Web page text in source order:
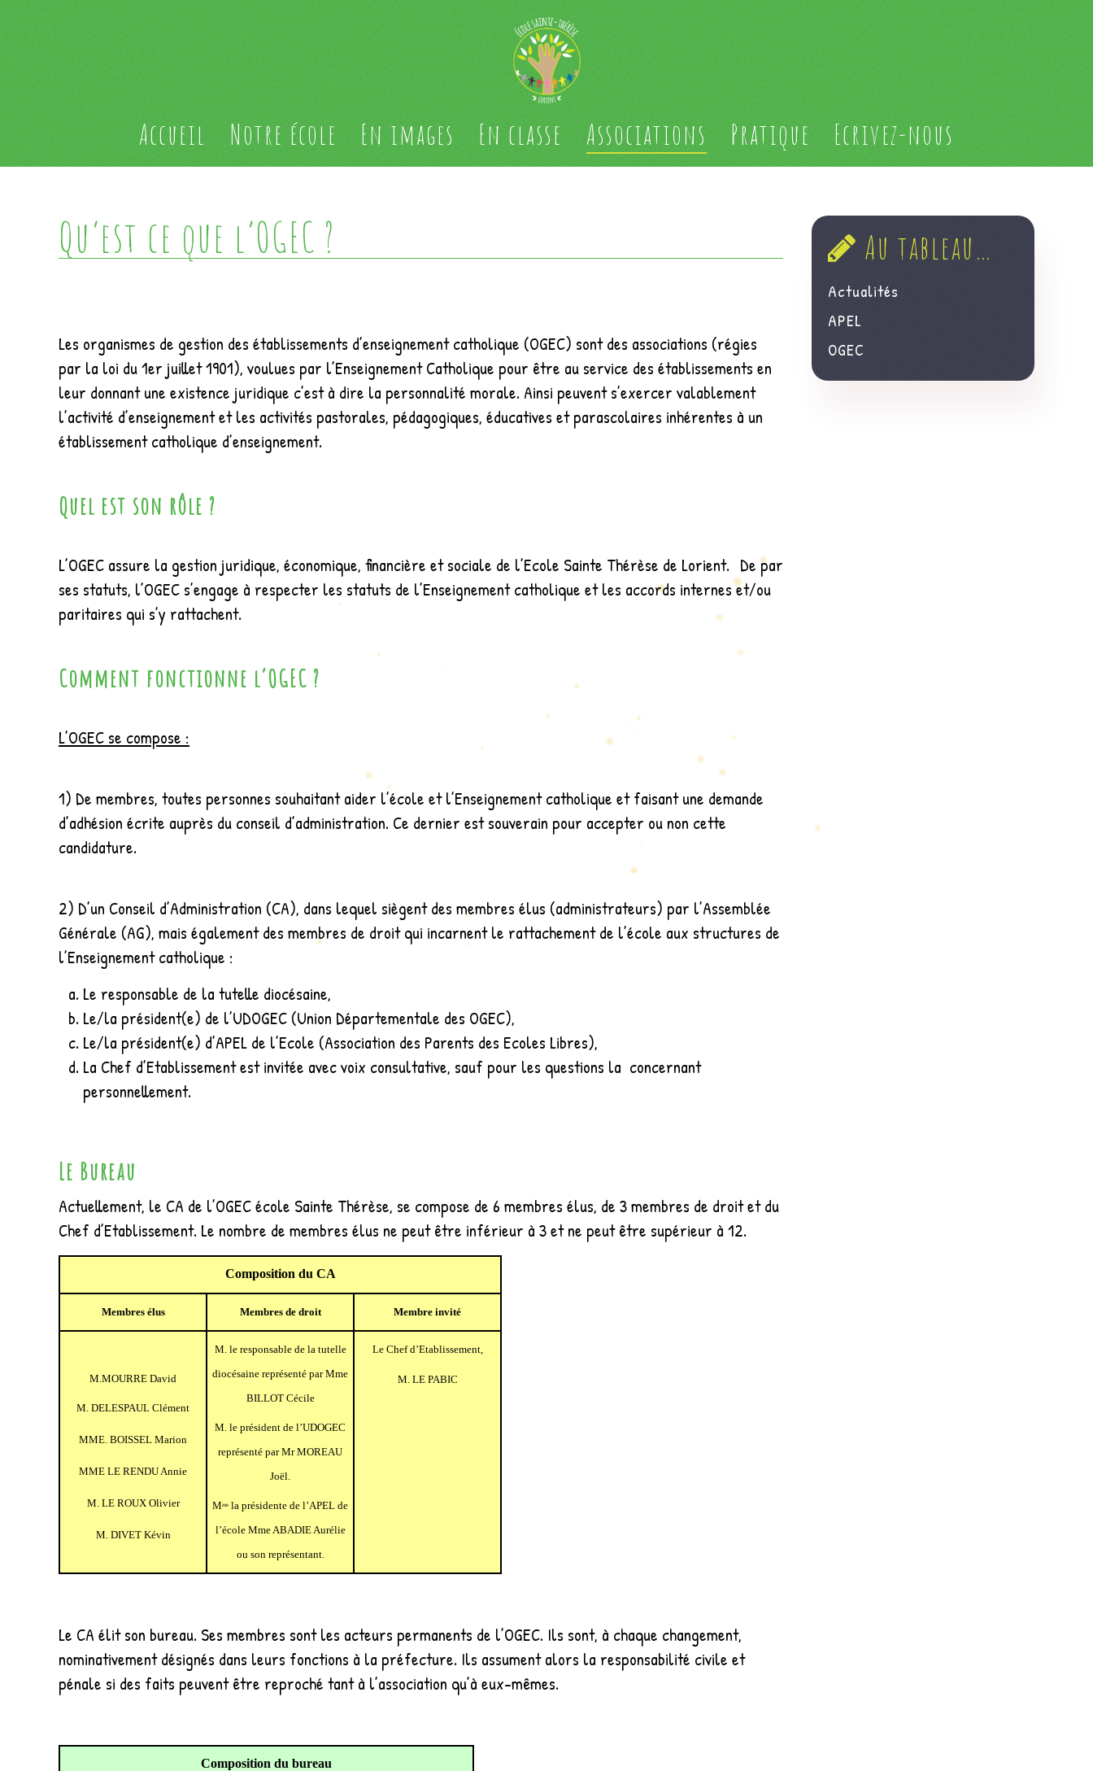
Accueil Notre école En images En classe Associations Pratique Ecrivez-nous
Qu’est ce que l’OGEC ?
Les organismes de gestion des établissements d’enseignement catholique (OGEC) sont des associations (régies
par la loi du 1er juillet 1901), voulues par l’Enseignement Catholique pour être au service des établissements en
leur donnant une existence juridique c’est à dire la personnalité morale. Ainsi peuvent s’exercer valablement
l’activité d’enseignement et les activités pastorales, pédagogiques, éducatives et parascolaires inhérentes à un
établissement catholique d’enseignement.
Quel est son rôle ?
L’OGEC assure la gestion juridique, économique, financière et sociale de l’Ecole Sainte Thérèse de Lorient. De par
ses statuts, l’OGEC s’engage à respecter les statuts de l’Enseignement catholique et les accords internes et/ou
paritaires qui s’y rattachent.
Comment fonctionne l’OGEC ?
L’OGEC se compose :
1) De membres, toutes personnes souhaitant aider l’école et l’Enseignement catholique et faisant une demande
d’adhésion écrite auprès du conseil d’administration. Ce dernier est souverain pour accepter ou non cette
candidature.
2) D’un Conseil d’Administration (CA), dans lequel siègent des membres élus (administrateurs) par l’Assemblée
Générale (AG), mais également des membres de droit qui incarnent le rattachement de l’école aux structures de
l’Enseignement catholique :
Le responsable de la tutelle diocésaine,
Le/la président(e) de l’UDOGEC (Union Départementale des OGEC),
Le/la président(e) d’APEL de l’Ecole (Association des Parents des Ecoles Libres),
La Chef d’Etablissement est invitée avec voix consultative, sauf pour les questions la concernant
personnellement.
Le Bureau
Actuellement, le CA de l’OGEC école Sainte Thérèse, se compose de 6 membres élus, de 3 membres de droit et du
Chef d’Etablissement. Le nombre de membres élus ne peut être inférieur à 3 et ne peut être supérieur à 12.
Composition du CA
Membres élus Membres de droit Membre invité
M.MOURRE David
M. DELESPAUL Clément
MME. BOISSEL Marion
MME LE RENDU Annie
M. LE ROUX Olivier
M. DIVET Kévin
M. le responsable de la tutelle
diocésaine représenté par Mme
BILLOT Cécile
M. le président de l’UDOGEC
représenté par Mr MOREAU
Joël.
Mme la présidente de l’APEL de
l’école Mme ABADIE Aurélie
ou son représentant.
Le Chef d’Etablissement,
M. LE PABIC
Le CA élit son bureau. Ses membres sont les acteurs permanents de l’OGEC. Ils sont, à chaque changement,
nominativement désignés dans leurs fonctions à la préfecture. Ils assument alors la responsabilité civile et
pénale si des faits peuvent être reproché tant à l’association qu’à eux-mêmes.
Composition du bureau
Au tableau…
Actualités
APEL
OGEC